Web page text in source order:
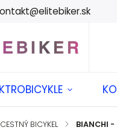
CESTNÝ BICYKEL / BIANCHI -